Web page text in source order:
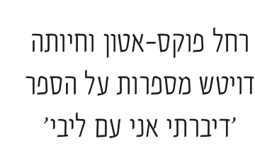
רחל פוקס-אטון וחיותה
דויטש מספרות על הספר
'דיברתי אני עם ליבי'